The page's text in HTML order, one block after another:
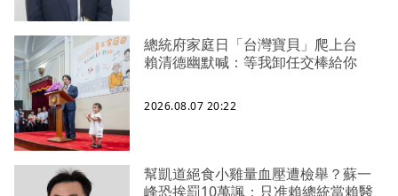
總統府家庭日「台灣寶貝」爬上台
賴清德幽默喊：等我卸任交棒給你
2026.08.07 20:22
幫凱道絕食小雞量血壓遭檢舉？蘇一
峰恐挨罰10萬諷：只准賴總統當賴醫